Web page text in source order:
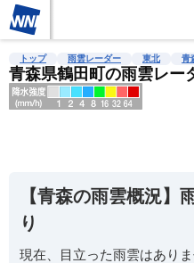
雨雲レーダー 台風情報 地震
トップ 雨雲レーダー 東北 青
青森県鶴田町の雨雲レー
【青森の雨雲概況】
り
現在、目立った雨雲はあり